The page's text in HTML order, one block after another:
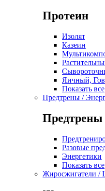
Протеин
Изолят
Казеин
Яичный,
Показать все
Предтрены /
Предтрены
Разовые
Энергетики
Показать все
Жиросжигатели /